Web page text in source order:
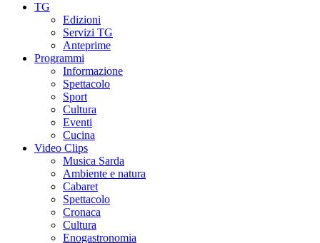
TG
Edizioni
Servizi TG
Anteprime
Programmi
Informazione
Spettacolo
Sport
Cultura
Eventi
Cucina
Video Clips
Musica Sarda
Ambiente e natura
Cabaret
Spettacolo
Cronaca
Cultura
Enogastronomia